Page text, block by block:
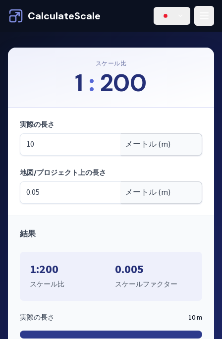
CalculateScale
スケール比
1 : 200
モード：縮尺から長さを計算
実際の長さ
地図/プロジェクト上の長さ
結果
1:200
スケール比
0.005
スケールファクター
実際の長さ 10 m